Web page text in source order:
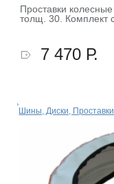
Проставки
толщ. 30. Комплект
7 470 Р.
Шины, Диски,